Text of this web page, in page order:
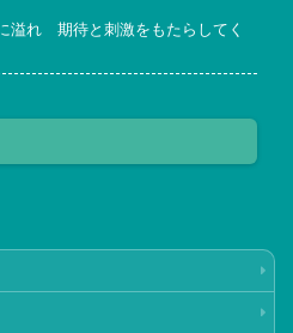
溢れ 期待と刺激をもたらしてく